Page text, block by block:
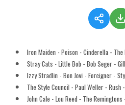
Iron Maiden - Poison - Cinderella - The
Stray Cats - Little Bob - Bob Seger -
Izzy Stradlin - Bon Jovi - Foreigner -
The Style Council - Paul Weller - Rush
John Cale - Lou Reed - The